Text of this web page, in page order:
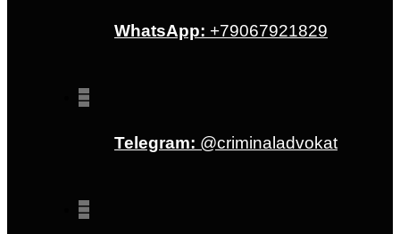
WhatsApp: +79067921829
Telegram: @criminaladvokat